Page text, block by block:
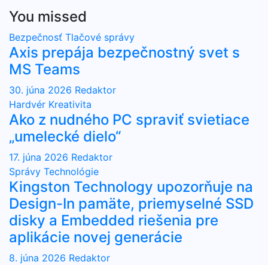
You missed
Bezpečnosť Tlačové správy
Axis prepája bezpečnostný svet s
MS Teams
30. júna 2026 Redaktor
Hardvér Kreativita
Ako z nudného PC spraviť svietiace
„umelecké dielo“
17. júna 2026 Redaktor
Správy Technológie
Kingston Technology upozorňuje na
Design-In pamäte, priemyselné SSD
disky a Embedded riešenia pre
aplikácie novej generácie
8. júna 2026 Redaktor